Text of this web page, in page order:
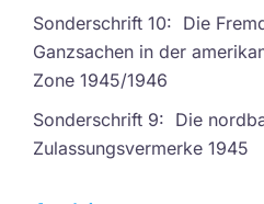
Sonderschrift 10: Die
Ganzsachen in der
Zone 1945/1946
Sonderschrift 9: Die
Zulassungsvermerke 1945